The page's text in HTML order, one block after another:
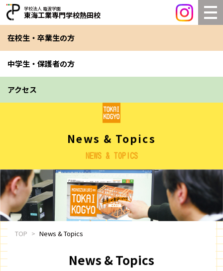
学校法人 電波学園
東海工業専門学校熱田校
在校生・卒業生の方
中学生・保護者の方
アクセス
News & Topics
NEWS & TOPICS
TOP News & Topics
News & Topics